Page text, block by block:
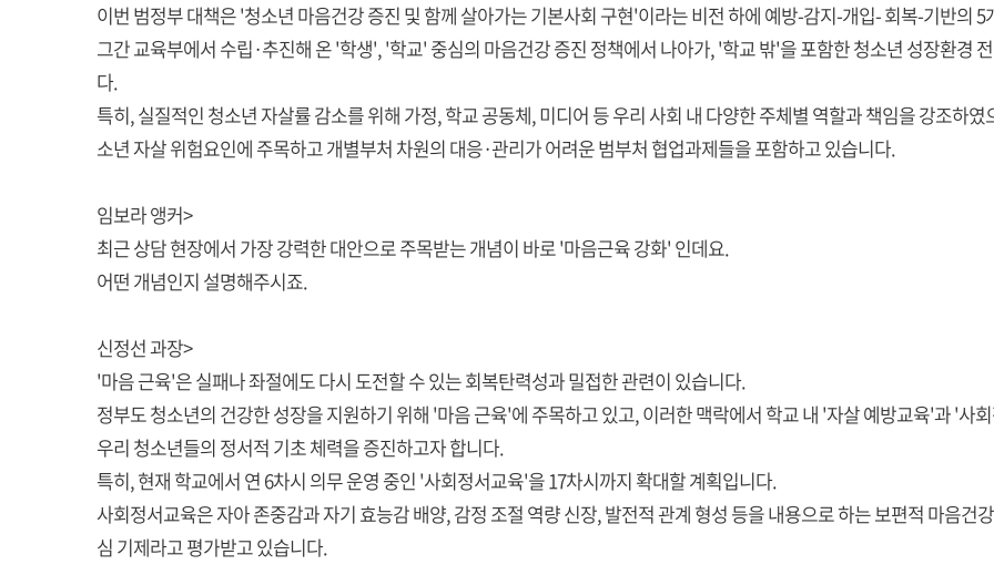
이번 범정부 대책은 '청소년 마음건강 증진 및 함께 살아가는 기본사회 구현'이라는 비전 하에 예방-감지-개입- 회복-기반의
그간 교육부에서 수립·추진해 온 '학생', '학교' 중심의 마음건강 증진 정책에서 나아가, '학교 밖'을 포함한 청소년 성장환경
다.
특히, 실질적인 청소년 자살률 감소를 위해 가정, 학교 공동체, 미디어 등 우리 사회 내 다양한 주체별 역할과 책임을 강조하
소년 자살 위험요인에 주목하고 개별부처 차원의 대응·관리가 어려운 범부처 협업과제들을 포함하고 있습니다.
임보라 앵커>
최근 상담 현장에서 가장 강력한 대안으로 주목받는 개념이 바로 '마음근육 강화' 인데요.
어떤 개념인지 설명해주시죠.
신정선 과장>
'마음 근육'은 실패나 좌절에도 다시 도전할 수 있는 회복탄력성과 밀접한 관련이 있습니다.
정부도 청소년의 건강한 성장을 지원하기 위해 '마음 근육'에 주목하고 있고, 이러한 맥락에서 학교 내 '자살 예방교육'과 '사
우리 청소년들의 정서적 기초 체력을 증진하고자 합니다.
특히, 현재 학교에서 연 6차시 의무 운영 중인 '사회정서교육'을 17차시까지 확대할 계획입니다.
사회정서교육은 자아 존중감과 자기 효능감 배양, 감정 조절 역량 신장, 발전적 관계 형성 등을 내용으로 하는 보편적 마음건
심 기제라고 평가받고 있습니다.